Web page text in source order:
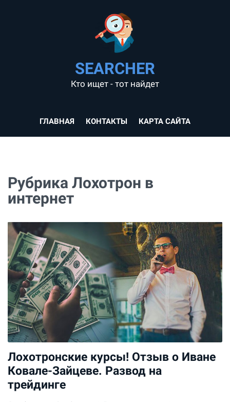
SEARCHER
Кто ищет - тот найдет
ГЛАВНАЯ КОНТАКТЫ КАРТА САЙТА
Рубрика Лохотрон в
интернет
Лохотронские курсы! Отзыв о Иване
Ковале-Зайцеве. Развод на
трейдинге